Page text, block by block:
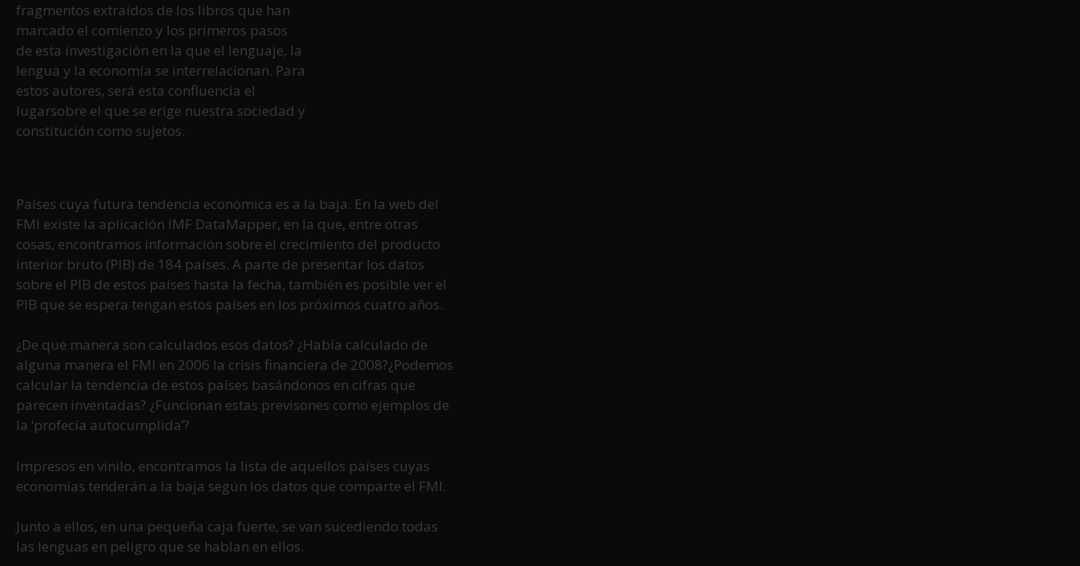
fragmentos extraídos de los libros que han
marcado el comienzo y los primeros pasos
de esta investigación en la que el lenguaje, la
lengua y la economía se interrelacionan. Para
estos autores, será esta confluencia el
lugarsobre el que se erige nuestra sociedad y
constitución como sujetos.
Países cuya futura tendencia económica es a la baja. En la web del
FMI existe la aplicación IMF DataMapper, en la que, entre otras
cosas, encontramos información sobre el crecimiento del producto
interior bruto (PIB) de 184 países. A parte de presentar los datos
sobre el PIB de estos países hasta la fecha, también es posible ver el
PIB que se espera tengan estos países en los próximos cuatro años.
¿De qué manera son calculados esos datos? ¿Había calculado de
alguna manera el FMI en 2006 la crisis financiera de 2008?¿Podemos
calcular la tendencia de estos países basándonos en cifras que
parecen inventadas? ¿Funcionan estas previsones como ejemplos de
la ‘profecía autocumplida’?
Impresos en vinilo, encontramos la lista de aquellos países cuyas
economías tenderán a la baja según los datos que comparte el FMI.
Junto a ellos, en una pequeña caja fuerte, se van sucediendo todas
las lenguas en peligro que se hablan en ellos.